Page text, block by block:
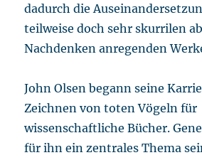
dadurch die
teilweise doch sehr skurrilen
Nachdenken anregenden
John Olsen begann seine
Zeichnen von toten Vögeln für
wissenschaftliche Bücher.
für ihn ein zentrales Thema